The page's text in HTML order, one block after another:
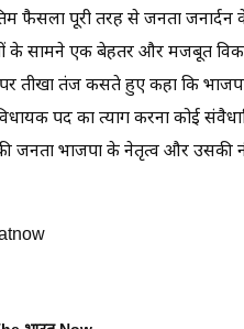
फैसला पूरी तरह से जनता जनार्दन के
के सामने एक बेहतर और मजबूत
पर तीखा तंज कसते हुए कहा कि भाजपा
पद का त्याग करना कोई
जनता भाजपा के नेतृत्व और उसकी